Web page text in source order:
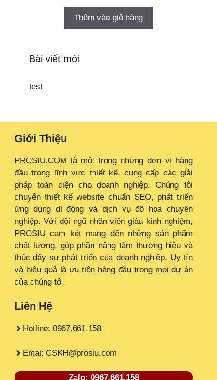
Thêm vào giỏ hàng
Bài viết mới
test
Giới Thiệu
PROSIU.COM là một trong những đơn vị hàng
đầu trong lĩnh vực thiết kế, cung cấp các giải
pháp toàn diện cho doanh nghiệp. Chúng tôi
chuyên thiết kế website chuẩn SEO, phát triển
ứng dụng di động và dịch vụ đồ họa chuyên
nghiệp. Với đội ngũ nhân viên giàu kinh nghiệm,
PROSIU cam kết mang đến những sản phẩm
chất lượng, góp phần nâng tầm thương hiệu và
thúc đẩy sự phát triển của doanh nghiệp. Uy tín
và hiệu quả là ưu tiên hàng đầu trong mọi dự án
của chúng tôi.
Liên Hệ
Hotline: 0967.661.158
Emai: CSKH@prosiu.com
Zalo: 0967.661.158